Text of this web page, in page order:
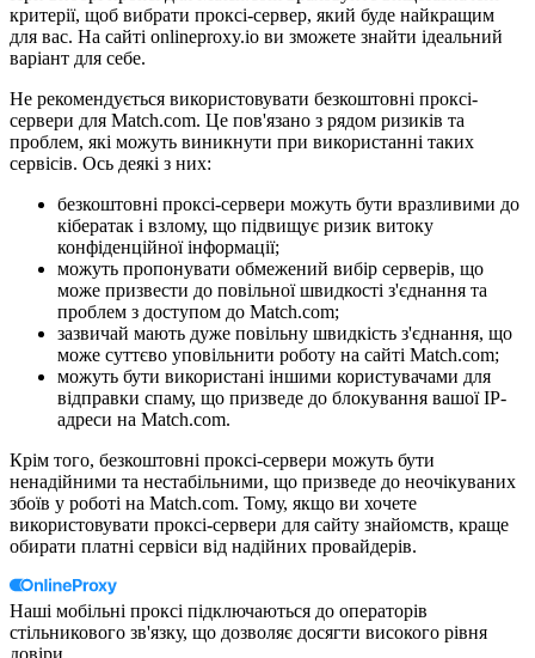
критерії, щоб вибрати проксі-сервер, який буде найкращим
для вас. На сайті onlineproxy.io ви зможете знайти ідеальний
варіант для себе.
Не рекомендується використовувати безкоштовні проксі-
сервери для Match.com. Це пов'язано з рядом ризиків та
проблем, які можуть виникнути при використанні таких
сервісів. Ось деякі з них:
безкоштовні проксі-сервери можуть бути вразливими до
кібератак і взлому, що підвищує ризик витоку
конфіденційної інформації;
можуть пропонувати обмежений вибір серверів, що
може призвести до повільної швидкості з'єднання та
проблем з доступом до Match.com;
зазвичай мають дуже повільну швидкість з'єднання, що
може суттєво уповільнити роботу на сайті Match.com;
можуть бути використані іншими користувачами для
відправки спаму, що призведе до блокування вашої IP-
адреси на Match.com.
Крім того, безкоштовні проксі-сервери можуть бути
ненадійними та нестабільними, що призведе до неочікуваних
збоїв у роботі на Match.com. Тому, якщо ви хочете
використовувати проксі-сервери для сайту знайомств, краще
обирати платні сервіси від надійних провайдерів.
Наші мобільні проксі підключаються до операторів
стільникового зв'язку, що дозволяє досягти високого рівня
довіри.